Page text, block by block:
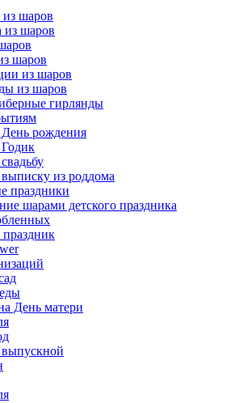
шаров
из шаров
шаров
из шаров
из шаров
гирлянды
рождения
из роддома
праздники
шарами детского праздника
День матери